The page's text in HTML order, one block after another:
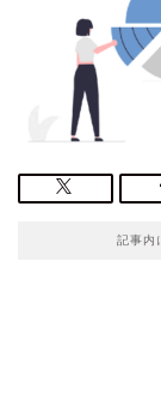
記事内